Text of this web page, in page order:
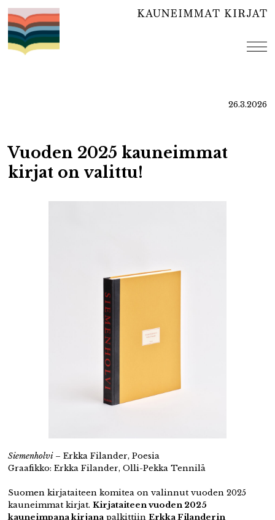
Hyppää
sisältöön
26.3.2026
Vuoden 2025 kauneimmat
kirjat on valittu!
Siemenholvi– Erkka Filander, Poesia
Graafikko: Erkka Filander, Olli-Pekka Tennilä
Suomen kirjataiteen komitea on valinnut vuoden 2025
kauneimmat kirjat. Kirjataiteen vuoden 2025
kauneimpana kirjana palkittiin Erkka Filanderin